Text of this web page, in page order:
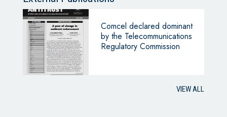
Comcel declared dominant
by the Telecommunications
Regulatory Commission
VIEW ALL